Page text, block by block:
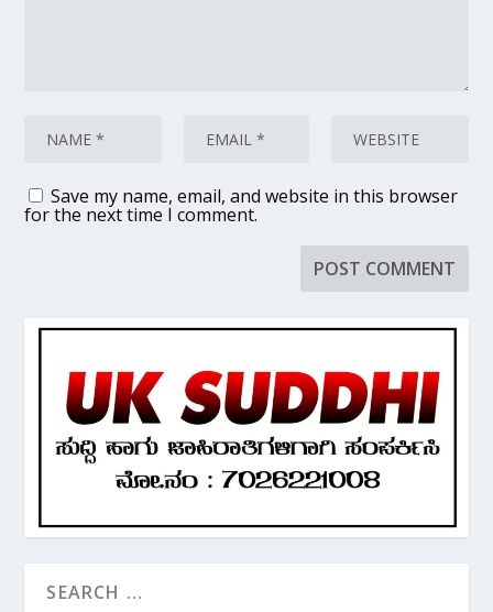
Save my name, email, and website in this browser
for the next time I comment.